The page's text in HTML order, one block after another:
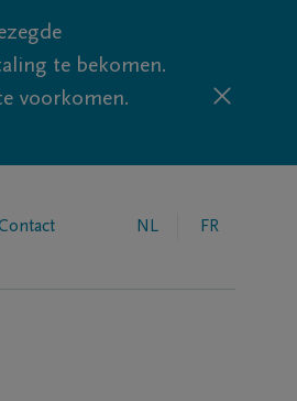
te bekomen.
voorkomen.
NL FR